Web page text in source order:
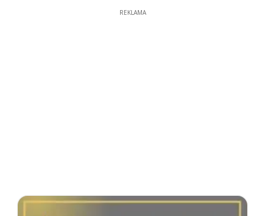
REKLAMA